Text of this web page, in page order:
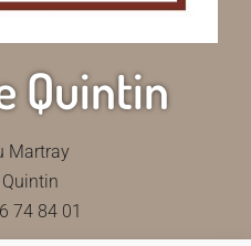
Quintin
Martray
74 84 01